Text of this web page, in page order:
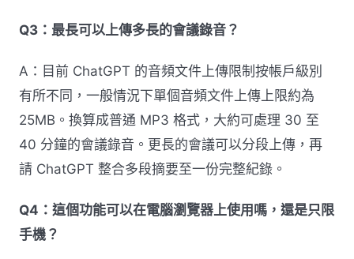
Q3：最長可以上傳多長的會議錄音？
A：目前 ChatGPT 的音頻文件上傳限制按帳戶級別
有所不同，一般情況下單個音頻文件上傳上限約為
25MB。換算成普通 MP3 格式，大約可處理 30 至
40 分鐘的會議錄音。更長的會議可以分段上傳，再
請 ChatGPT 整合多段摘要至一份完整紀錄。
Q4：這個功能可以在電腦瀏覽器上使用嗎，還是只限
手機？